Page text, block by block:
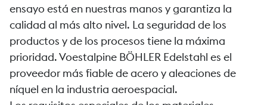
ensayo está en nuestras manos y garantiza la
calidad al más alto nivel. La seguridad de los
productos y de los procesos tiene la máxima
prioridad. Voestalpine BÖHLER Edelstahl es el
proveedor más fiable de acero y aleaciones de
níquel en la industria aeroespacial.